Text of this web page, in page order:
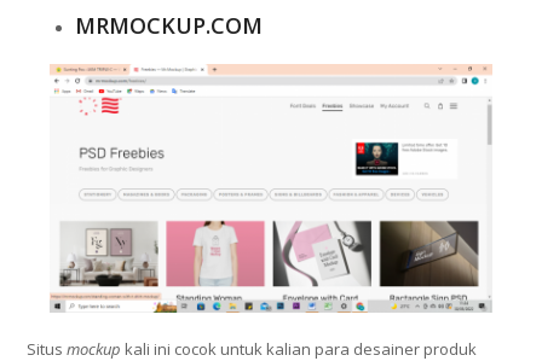
MRMOCKUP.COM
Situsmockup kali ini cocok untuk kalian para desainer produk